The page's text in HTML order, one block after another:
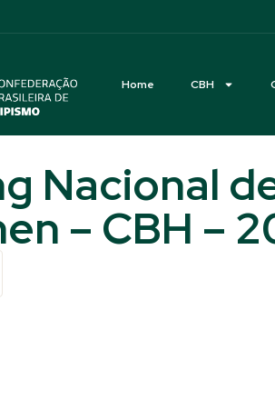
Home CBH
Nacional
– CBH –